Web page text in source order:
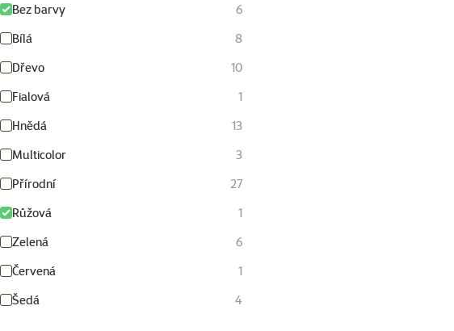
Bez barvy
6
Bílá
8
Dřevo
10
Fialová
1
Hnědá
13
Multicolor
3
Přírodní
27
Růžová
1
Zelená
6
Červená
1
Šedá
4